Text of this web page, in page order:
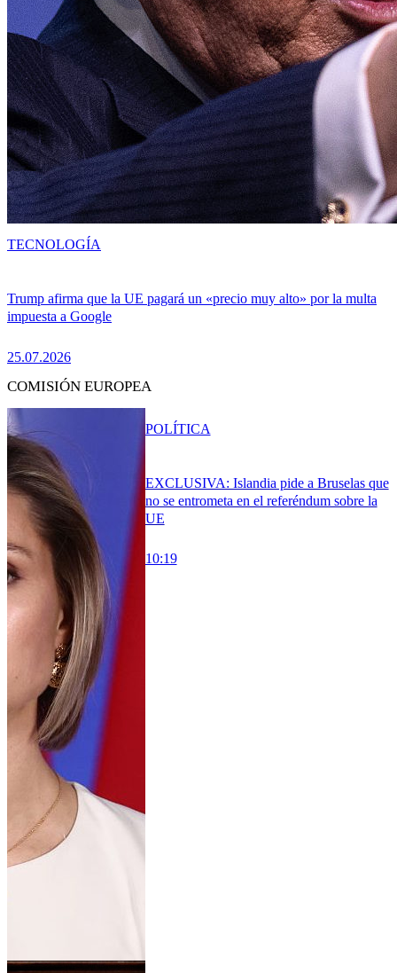
Trump afirma que la UE pagará un «precio muy alto» por la multa
impuesta a Google
25.07.2026
TECNOLOGÍA
COMISIÓN EUROPEA
EXCLUSIVA: Islandia pide a Bruselas que
no se entrometa en el referéndum sobre la
UE
10:19
POLÍTICA